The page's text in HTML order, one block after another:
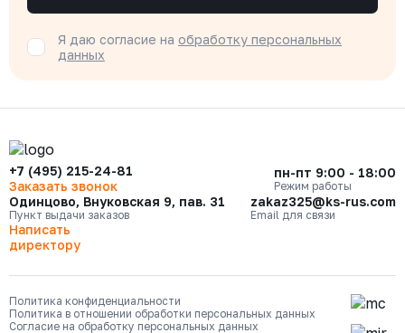
Я даю согласие на обработку персональных
данных
+7 (495) 215-24-81
Заказать звонок
пн-пт 9:00 - 18:00
Режим работы
Одинцово, Внуковская 9, пав. 31
Пункт выдачи заказов
zakaz325@ks-rus.com
Email для связи
Написать
директору
Политика конфиденциальности
Политика в отношении обработки персональных данных
Согласие на обработку персональных данных